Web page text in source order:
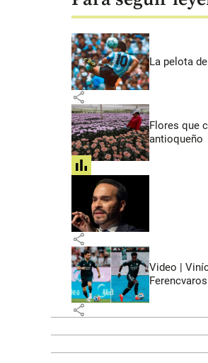
La pelota
share
Flores que
antioqueño
share
share
Video |
Ferencvaros
share